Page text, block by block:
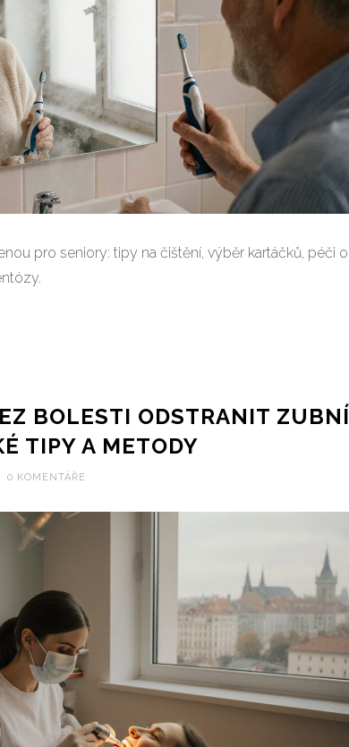
pro seniory: tipy na čištění, výběr kartáčků, péči o
BOLESTI ODSTRANIT ZUBNÍ
TIPY A METODY
0 KOMENTÁŘE